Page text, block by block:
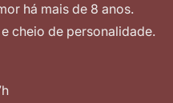
há mais de 8 anos.
cheio de personalidade.